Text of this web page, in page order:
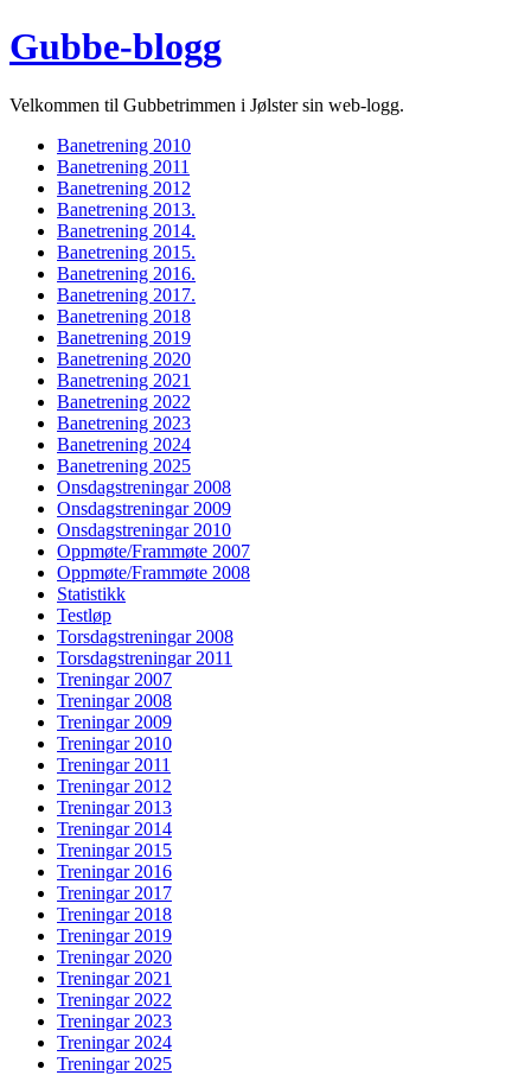
Gubbe-blogg
Velkommen til Gubbetrimmen i Jølster sin web-logg.
Banetrening 2010
Banetrening 2011
Banetrening 2012
Banetrening 2013.
Banetrening 2014.
Banetrening 2015.
Banetrening 2016.
Banetrening 2017.
Banetrening 2018
Banetrening 2019
Banetrening 2020
Banetrening 2021
Banetrening 2022
Banetrening 2023
Banetrening 2024
Banetrening 2025
Onsdagstreningar 2008
Onsdagstreningar 2009
Onsdagstreningar 2010
Oppmøte/Frammøte 2007
Oppmøte/Frammøte 2008
Statistikk
Testløp
Torsdagstreningar 2008
Torsdagstreningar 2011
Treningar 2007
Treningar 2008
Treningar 2009
Treningar 2010
Treningar 2011
Treningar 2012
Treningar 2013
Treningar 2014
Treningar 2015
Treningar 2016
Treningar 2017
Treningar 2018
Treningar 2019
Treningar 2020
Treningar 2021
Treningar 2022
Treningar 2023
Treningar 2024
Treningar 2025